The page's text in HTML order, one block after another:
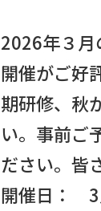
2026年３
開催がご好
期研修、秋
い。事前ご
ださい。皆
開催日：